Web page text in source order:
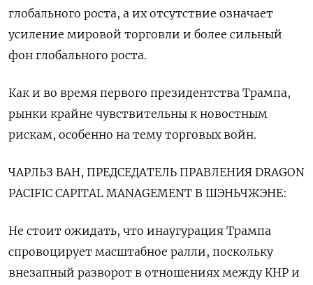
глобального роста, а их отсутствие означает
усиление мировой торговли и более сильный
фон глобального роста.
Как и во время первого президентства Трампа,
рынки крайне чувствительны к новостным
рискам, особенно на тему торговых войн.
ЧАРЛЬЗ ВАН, ПРЕДСЕДАТЕЛЬ ПРАВЛЕНИЯ DRAGON
PACIFIC CAPITAL MANAGEMENT В ШЭНЬЧЖЭНЕ:
Не стоит ожидать, что инаугурация Трампа
спровоцирует масштабное ралли, поскольку
внезапный разворот в отношениях между КНР и